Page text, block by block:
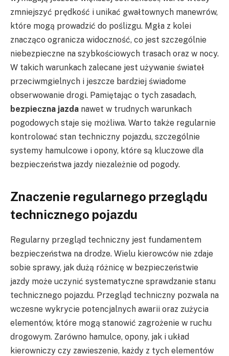
zmniejszyć prędkość i unikać gwałtownych manewrów,
które mogą prowadzić do poślizgu. Mgła z kolei
znacząco ogranicza widoczność, co jest szczególnie
niebezpieczne na szybkościowych trasach oraz w nocy.
W takich warunkach zalecane jest używanie świateł
przeciwmgielnych i jeszcze bardziej świadome
obserwowanie drogi. Pamiętając o tych zasadach,
bezpieczna jazda nawet w trudnych warunkach
pogodowych staje się możliwa. Warto także regularnie
kontrolować stan techniczny pojazdu, szczególnie
systemy hamulcowe i opony, które są kluczowe dla
bezpieczeństwa jazdy niezależnie od pogody.
Znaczenie regularnego przeglądu
technicznego pojazdu
Regularny przegląd techniczny jest fundamentem
bezpieczeństwa na drodze. Wielu kierowców nie zdaje
sobie sprawy, jak dużą różnicę w bezpieczeństwie
jazdy może uczynić systematyczne sprawdzanie stanu
technicznego pojazdu. Przegląd techniczny pozwala na
wczesne wykrycie potencjalnych awarii oraz zużycia
elementów, które mogą stanowić zagrożenie w ruchu
drogowym. Zarówno hamulce, opony, jak i układ
kierowniczy czy zawieszenie, każdy z tych elementów